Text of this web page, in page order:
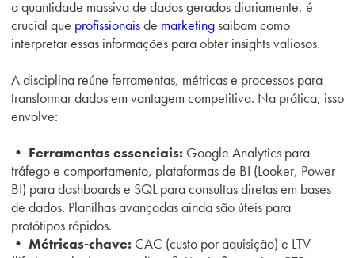
a quantidade massiva de dados gerados diariamente, é
crucial que profissionaisde marketingsaibam como
interpretar essas informações para obter insights valiosos.
A disciplina reúne ferramentas, métricas e processos para
transformar dados em vantagem competitiva. Na prática, isso
envolve:
• Ferramentas essenciais: Google Analytics para
tráfego e comportamento, plataformas de BI (Looker, Power
BI) para dashboards e SQL para consultas diretas em bases
de dados. Planilhas avançadas ainda são úteis para
protótipos rápidos.
• Métricas-chave: CAC (custo por aquisição) e LTV